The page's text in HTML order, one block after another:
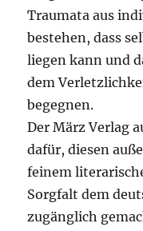
Traumata aus
bestehen, dass
liegen kann und
dem
begegnen.
Der März Verlag
dafür, diesen
feinem
Sorgfalt dem
zugänglich